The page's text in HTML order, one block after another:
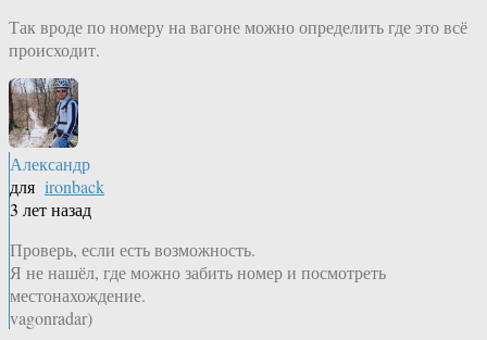
Так вроде по номеру на вагоне можно определить где это всё
происходит.
Александр
для ironback
3 лет назад
Проверь, если есть возможность.
Я не нашёл, где можно забить номер и посмотреть
местонахождение.
vagonradar)